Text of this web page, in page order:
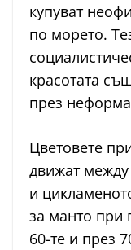
купуват
по морето.
красотата
през
Цветовете
движат
и
за манто при
60-те и през